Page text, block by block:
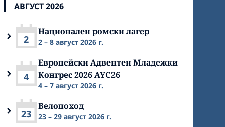
АВГУСТ 2026
2
Национален ромски лагер
2 – 8 август 2026 г.
4
Европейски Адвентен Младежки
Конгрес 2026 AYC26
4 – 7 август 2026 г.
23
Велопоход
23 – 29 август 2026 г.